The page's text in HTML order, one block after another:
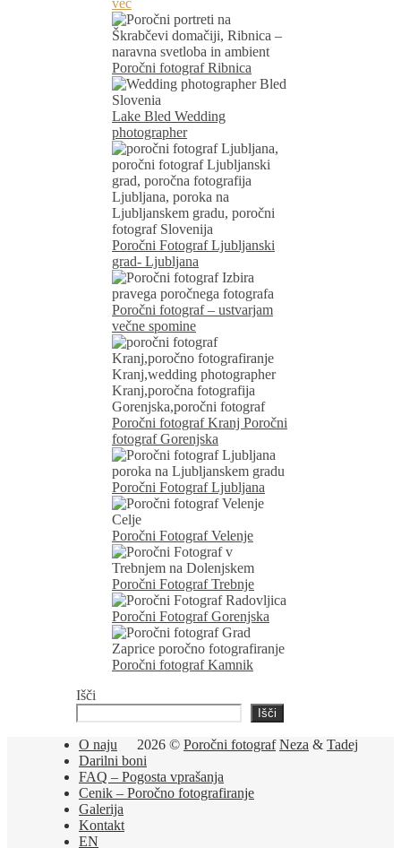
Poročni fotograf Ribnica
Lake Bled Wedding
photographer
Poročni Fotograf Ljubljanski
grad- Ljubljana
Poročni fotograf – ustvarjam
večne spomine
Poročni fotograf Kranj Poročni
fotograf Gorenjska
Poročni Fotograf Ljubljana
Poročni Fotograf Velenje
Poročni Fotograf Trebnje
Poročni Fotograf Gorenjska
Poročni fotograf Kamnik
Išči
Išči
2026 © Poročni fotograf Neza & Tadej
O naju
Darilni boni
FAQ – Pogosta vprašanja
Cenik – Poročno fotografiranje
Galerija
Kontakt
EN